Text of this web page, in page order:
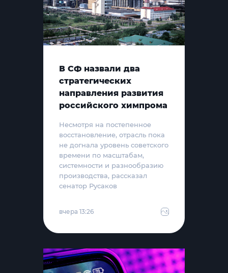
В СФ назвали два
стратегических
направления развития
российского химпрома
Несмотря на постепенное
восстановление, отрасль пока
не догнала уровень советского
времени по масштабам,
системности и разнообразию
производства, рассказал
сенатор Русаков
вчера 13:26